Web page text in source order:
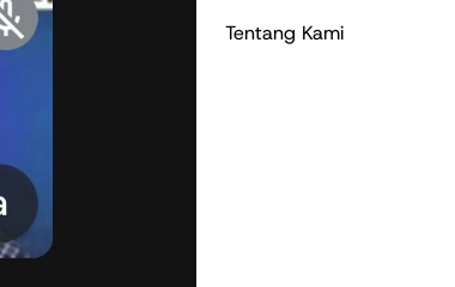
Tentang Kami